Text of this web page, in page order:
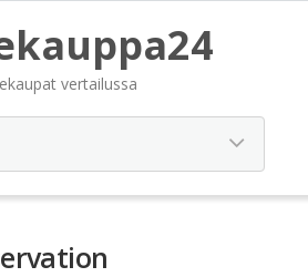
vertailussa